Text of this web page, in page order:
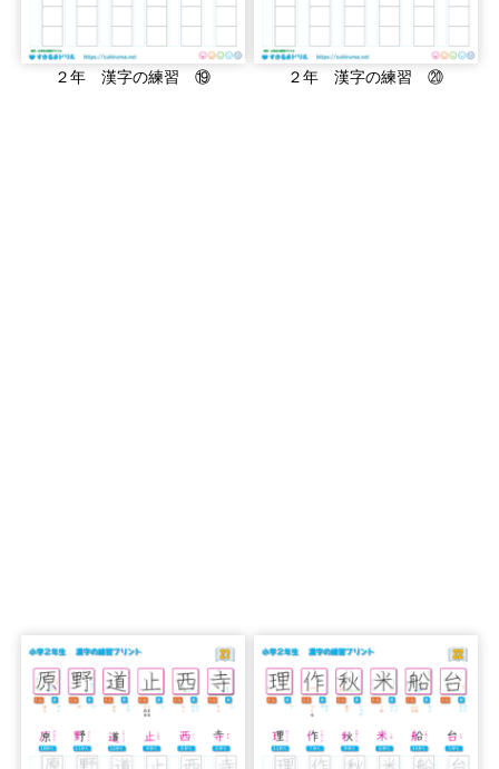
２年 漢字の練習 ⑲ ２年 漢字の練習 ⑳